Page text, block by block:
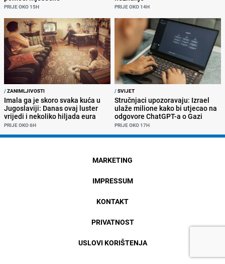
PRIJE OKO 15H PRIJE OKO 14H
/ZANIMLJIVOSTI
Imala ga je skoro svaka kuća u
Jugoslaviji: Danas ovaj luster
vrijedi i nekoliko hiljada eura
PRIJE OKO 6H
/SVIJET
Stručnjaci upozoravaju: Izrael
ulaže milione kako bi utjecao na
odgovore ChatGPT-a o Gazi
PRIJE OKO 17H
MARKETING
IMPRESSUM
KONTAKT
PRIVATNOST
USLOVI KORIŠTENJA